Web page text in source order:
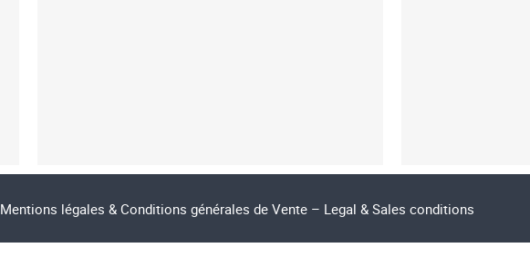
Mentions légales & Conditions générales de Vente – Legal & Sales conditions